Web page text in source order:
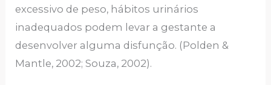
excessivo de peso, hábitos urinários
inadequados podem levar a gestante a
desenvolver alguma disfunção. (Polden &
Mantle, 2002; Souza, 2002).